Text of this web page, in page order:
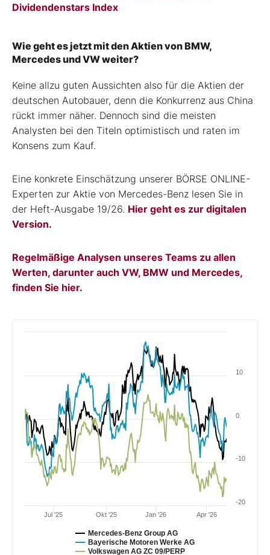
Dividendenstars Index
Wie geht es jetzt mit den Aktien von BMW,
Mercedes und VW weiter?
Keine allzu guten Aussichten also für die Aktien der
deutschen Autobauer, denn die Konkurrenz aus China
rückt immer näher. Dennoch sind die meisten
Analysten bei den Titeln optimistisch und raten im
Konsens zum Kauf.
Eine konkrete Einschätzung unserer BÖRSE ONLINE-
Experten zur Aktie von Mercedes-Benz lesen Sie in
der Heft-Ausgabe 19/26. Hier geht es zur digitalen
Version.
Regelmäßige Analysen unseres Teams zu allen
Werten, darunter auch VW, BMW und Mercedes,
finden Sie hier.
Mercedes-Benz Group AG
Bayerische Motoren Werke AG
Volkswagen AG ZC 09/PERP
Jul '25 Jan '26
Okt '25 Apr '26
-20
-10
0
10